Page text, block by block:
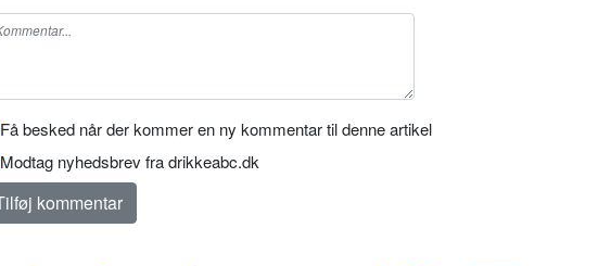
Få besked når der kommer en ny kommentar til denne artikel
Modtag nyhedsbrev fra drikkeabc.dk